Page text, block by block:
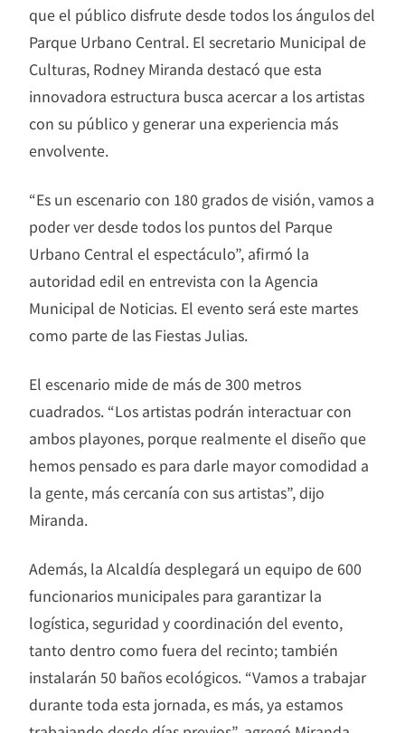
que el público disfrute desde todos los ángulos del
Parque Urbano Central. El secretario Municipal de
Culturas, Rodney Miranda destacó que esta
innovadora estructura busca acercar a los artistas
con su público y generar una experiencia más
envolvente.
“Es un escenario con 180 grados de visión, vamos a
poder ver desde todos los puntos del Parque
Urbano Central el espectáculo”, afirmó la
autoridad edil en entrevista con la Agencia
Municipal de Noticias. El evento será este martes
como parte de las Fiestas Julias.
El escenario mide de más de 300 metros
cuadrados. “Los artistas podrán interactuar con
ambos playones, porque realmente el diseño que
hemos pensado es para darle mayor comodidad a
la gente, más cercanía con sus artistas”, dijo
Miranda.
Además, la Alcaldía desplegará un equipo de 600
funcionarios municipales para garantizar la
logística, seguridad y coordinación del evento,
tanto dentro como fuera del recinto; también
instalarán 50 baños ecológicos. “Vamos a trabajar
durante toda esta jornada, es más, ya estamos